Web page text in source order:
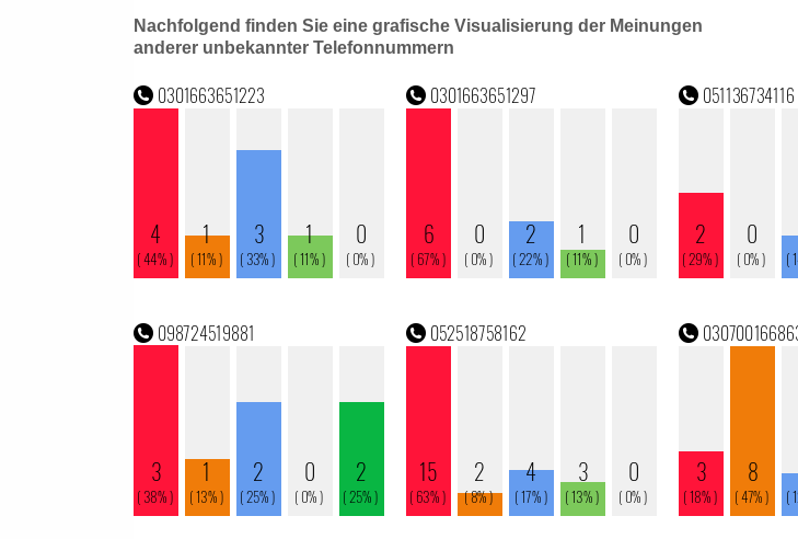
Nachfolgend finden Sie eine grafische Visualisierung der Meinungen
anderer unbekannter Telefonnummern